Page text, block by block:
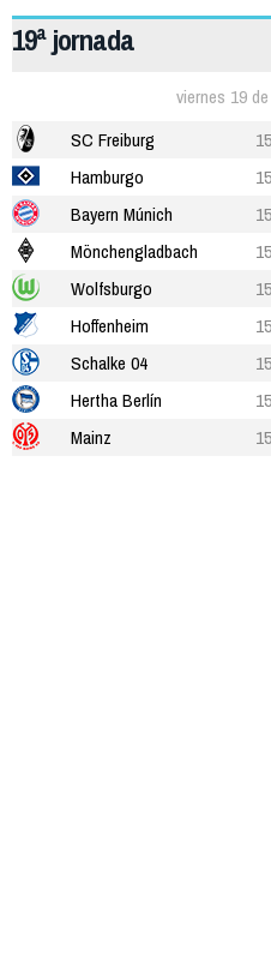
19ª jornada
viernes 19
SC Freiburg
Hamburgo
Bayern Múnich
Mönchengladbach
Wolfsburgo
Hoffenheim
Schalke 04
Hertha Berlín
Mainz